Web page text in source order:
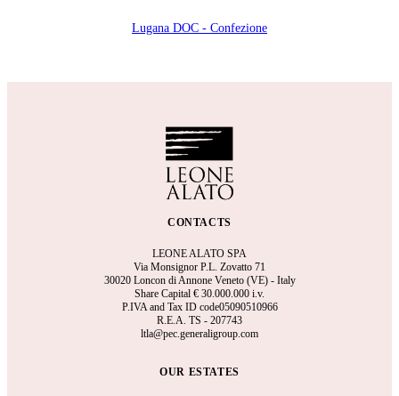
Lugana DOC - Confezione
CONTACTS
LEONE ALATO SPA
Via Monsignor P.L. Zovatto 71
30020 Loncon di Annone Veneto (VE) - Italy
Share Capital € 30.000.000 i.v.
P.IVA and Tax ID code05090510966
R.E.A. TS - 207743
ltla@pec.generaligroup.com
OUR ESTATES